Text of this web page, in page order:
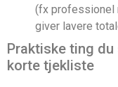
(fx professionel
giver lavere
Praktiske ting
korte tjekliste